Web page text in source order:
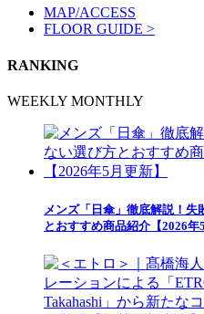
MAP/ACCESS
FLOOR GUIDE >
RANKING
WEEKLY MONTHLY
メンズ「日傘」徹底解説！失
とおすすめ商品紹介【2026年